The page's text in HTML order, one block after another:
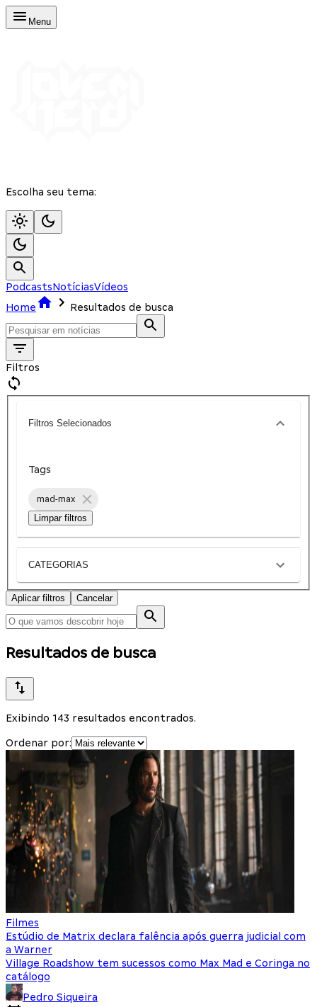
Menu
Escolha seu tema:
PodcastsNotíciasVídeos
Home
Resultados de busca
Filtros
Filtros Selecionados
Tags
mad-max
Limpar filtros
CATEGORIAS
Aplicar filtros Cancelar
Resultados de busca
Exibindo 143 resultados encontrados.
Ordenar por:
Filmes
Estúdio de Matrix declara falência após guerra judicial com
a Warner
Village Roadshow tem sucessos como Max Mad e Coringa no
catálogo
Pedro Siqueira